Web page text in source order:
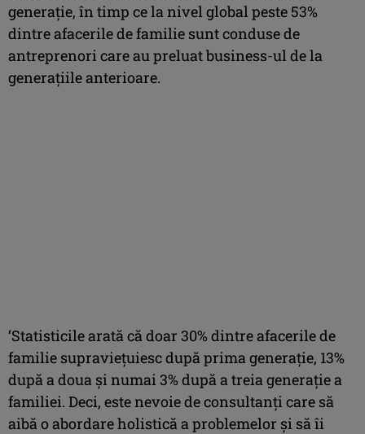
generaţie, în timp ce la nivel global peste 53%
dintre afacerile de familie sunt conduse de
antreprenori care au preluat business-ul de la
generaţiile anterioare.
‘Statisticile arată că doar 30% dintre afacerile de
familie supravieţuiesc după prima generaţie, 13%
după a doua şi numai 3% după a treia generaţie a
familiei. Deci, este nevoie de consultanţi care să
aibă o abordare holistică a problemelor şi să îi